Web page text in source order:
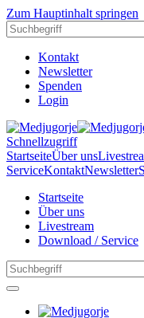
Zum Hauptinhalt springen
Kontakt
Newsletter
Spenden
Login
Schnellzugriff
StartseiteÜber uns
ServiceKontaktNewsletter
Startseite
Über uns
Livestream
Download / Service